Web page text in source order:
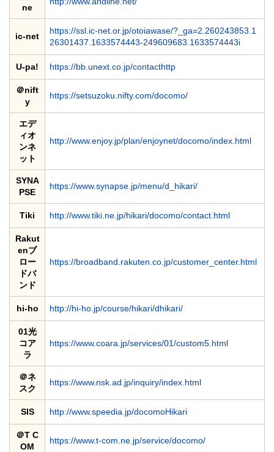
ne
ic-net
https://ssl.ic-net.or.jp/otoiawase/?_ga=2.260243853.1
26301437.1633574443-249609683.1633574443i
U-pa! https://bb.unext.co.jp/contacthttp
＠nift
y
https://setsuzoku.nifty.com/docomo/
エデ
ィオ
ンネ
ット
http://www.enjoy.jp/plan/enjoynet/docomo/index.html
SYNA
PSE
https://www.synapse.jp/menu/d_hikari/
Tiki http://www.tiki.ne.jp/hikari/docomo/contact.html
Rakut
enブ
ロー
ドバ
ンド
https://broadband.rakuten.co.jp/customer_center.html
hi-ho http://hi-ho.jp/course/hikari/dhikari/
01光
コア
ラ
https://www.coara.jp/services/01/custom5.html
＠ネ
スク
https://www.nsk.ad.jp/inquiry/index.html
SIS http://www.speedia.jp/docomoHikari
＠T C
OM
https://www.t-com.ne.jp/service/docomo/